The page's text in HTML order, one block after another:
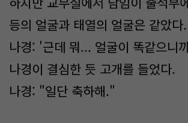
등의 얼굴과 태열의 얼굴은 같았다.
나경: '근데 뭐... 얼굴이 똑같으니
나경이 결심한 듯 고개를 들었다.
나경: "일단 축하해."